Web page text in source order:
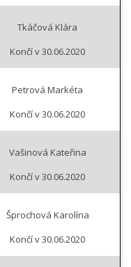
Tkáčová Klára
Končí v 30.06.2020
Petrová Markéta
Končí v 30.06.2020
Vašinová Kateřina
Končí v 30.06.2020
Šprochová Karolína
Končí v 30.06.2020